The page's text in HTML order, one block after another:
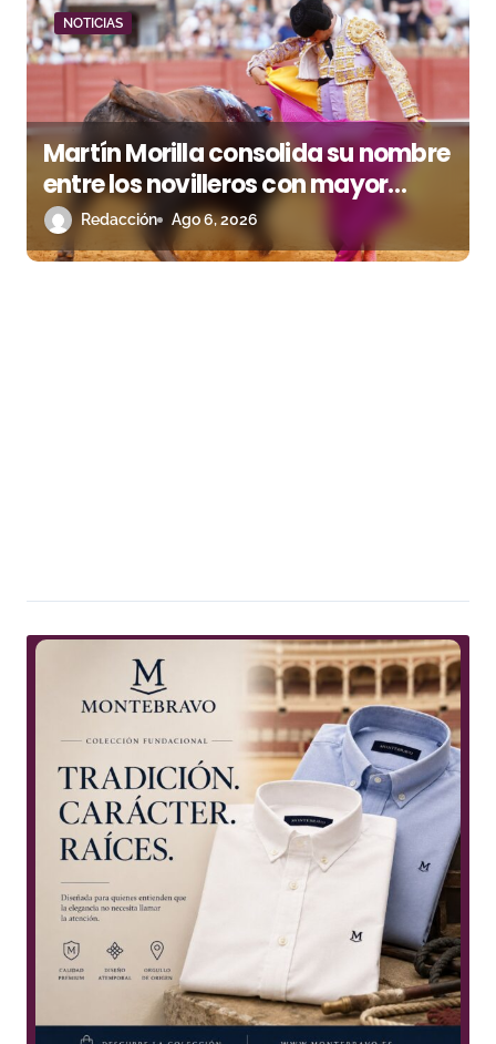
NOTICIAS
Martín Morilla consolida su nombre
entre los novilleros con mayor
proyección
Redacción Ago 6, 2026